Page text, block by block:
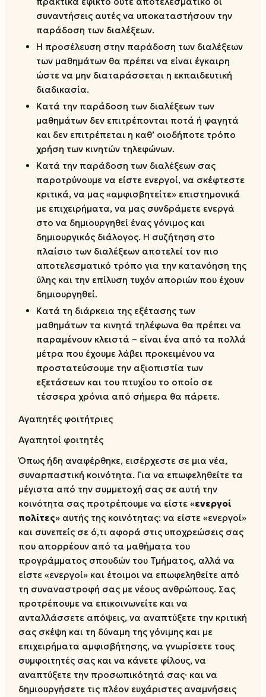
συναντήσεις αυτές να υποκαταστήσουν την
παράδοση των διαλέξεων.
Η προσέλευση στην παράδοση των διαλέξεων
των μαθημάτων θα πρέπει να είναι έγκαιρη
ώστε να μην διαταράσσεται η εκπαιδευτική
διαδικασία.
Κατά την παράδοση των διαλέξεων των
μαθημάτων δεν επιτρέπονται ποτά ή φαγητά
και δεν επιτρέπεται η καθ’ οιοδήποτε τρόπο
χρήση των κινητών τηλεφώνων.
Κατά την παράδοση των διαλέξεων σας
παροτρύνουμε να είστε ενεργοί, να σκέφτεστε
κριτικά, να μας «αμφισβητείτε» επιστημονικά
με επιχειρήματα, να μας συνδράμετε ενεργά
στο να δημιουργηθεί ένας γόνιμος και
δημιουργικός διάλογος. Η συζήτηση στο
πλαίσιο των διαλέξεων αποτελεί τον πιο
αποτελεσματικό τρόπο για την κατανόηση της
ύλης και την επίλυση τυχόν αποριών που έχουν
δημιουργηθεί.
Κατά τη διάρκεια της εξέτασης των
μαθημάτων τα κινητά τηλέφωνα θα πρέπει να
παραμένουν κλειστά – είναι ένα από τα πολλά
μέτρα που έχουμε λάβει προκειμένου να
προστατεύσουμε την αξιοπιστία των
εξετάσεων και του πτυχίου το οποίο σε
τέσσερα χρόνια από σήμερα θα πάρετε.
Αγαπητές φοιτήτριες
Αγαπητοί φοιτητές
Όπως ήδη αναφέρθηκε, εισέρχεστε σε μια νέα,
συναρπαστική κοινότητα. Για να επωφεληθείτε τα
μέγιστα από την συμμετοχή σας σε αυτή την
κοινότητα σας προτρέπουμε να είστε «ενεργοί
πολίτες» αυτής της κοινότητας: να είστε «ενεργοί»
και συνεπείς σε ό,τι αφορά στις υποχρεώσεις σας
που απορρέουν από τα μαθήματα του
προγράμματος σπουδών του Τμήματος, αλλά να
είστε «ενεργοί» και έτοιμοι να επωφεληθείτε από
τη συναναστροφή σας με νέους ανθρώπους. Σας
προτρέπουμε να επικοινωνείτε και να
ανταλλάσσετε απόψεις, να αναπτύξετε την κριτική
σας σκέψη και τη δύναμη της γόνιμης και με
επιχειρήματα αμφισβήτησης, να γνωρίσετε τους
συμφοιτητές σας και να κάνετε φίλους, να
αναπτύξετε την προσωπικότητά σας· και να
δημιουργήσετε τις πλέον ευχάριστες αναμνήσεις